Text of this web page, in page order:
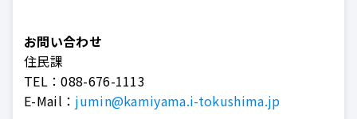
お問い合わせ
住民課
TEL：088-676-1113
E-Mail： jumin@kamiyama.i-tokushima.jp